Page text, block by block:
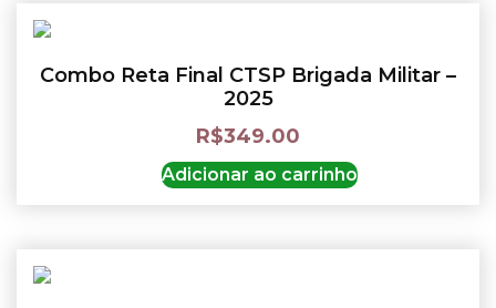
Combo Reta Final CTSP Brigada Militar –
2025
R$349.00
Adicionar ao carrinho